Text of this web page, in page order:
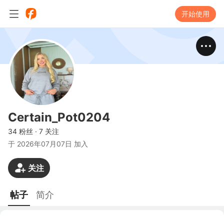
开始使用
Certain_Pot0204
34 粉丝 · 7 关注
于 2026年07月07日 加入
关注
帖子 简介